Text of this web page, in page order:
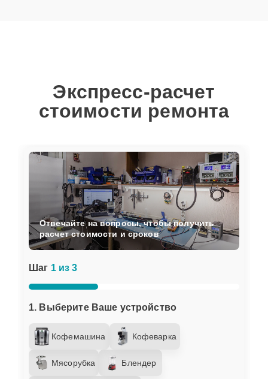
Экспресс-расчет
стоимости ремонта
Шаг 1 из 3
1. Выберите Ваше устройство
Кофемашина Кофеварка
Мясорубка Блендер
Отвечайте на вопросы, чтобы получить
расчет стоимости и сроков